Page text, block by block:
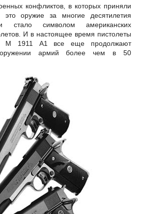
конфликтов, в которых приняли
это оружие за многие десятилетия
символом американских
И в настоящее время пистолеты
М 1911 А1 все еще продолжают
армий более чем в 50